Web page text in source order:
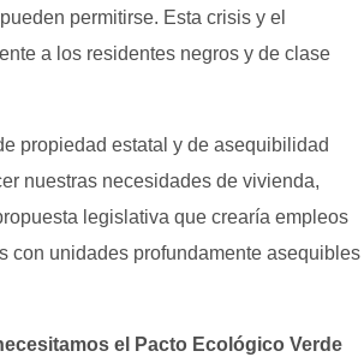
permitirse. Esta crisis y el
a los residentes negros y de clase
propiedad estatal y de asequibilidad
nuestras necesidades de vivienda,
legislativa que crearía empleos
con unidades profundamente asequibles
el Pacto Ecológico Verde